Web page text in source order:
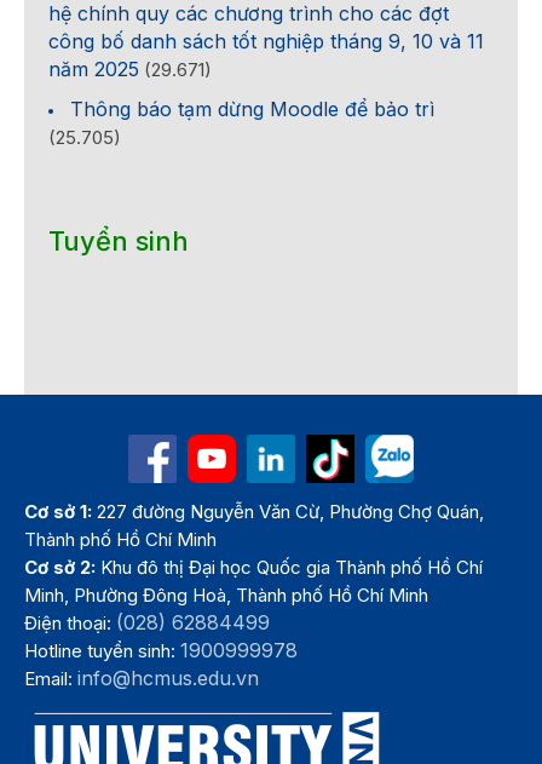
hệ chính quy các chương trình cho các đợt
công bố danh sách tốt nghiệp tháng 9, 10 và 11
năm 2025 (29.671)
Thông báo tạm dừng Moodle để bảo trì
(25.705)
Tuyển sinh
Cơ sở 1: 227 đường Nguyễn Văn Cừ, Phường Chợ Quán,
Thành phố Hồ Chí Minh
Cơ sở 2: Khu đô thị Đại học Quốc gia Thành phố Hồ Chí
Minh, Phường Đông Hoà, Thành phố Hồ Chí Minh
Điện thoại: (028) 62884499
Hotline tuyển sinh:1900999978
Email:info@hcmus.edu.vn